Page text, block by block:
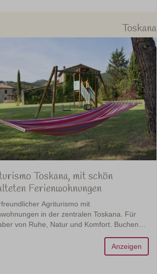
Toskana
Toskana, mit schön
Ferienwohnungen
Agriturismo mit
in der zentralen Toskana. Für
von Ruhe, Natur und Komfort. Buchen
Anzeigen